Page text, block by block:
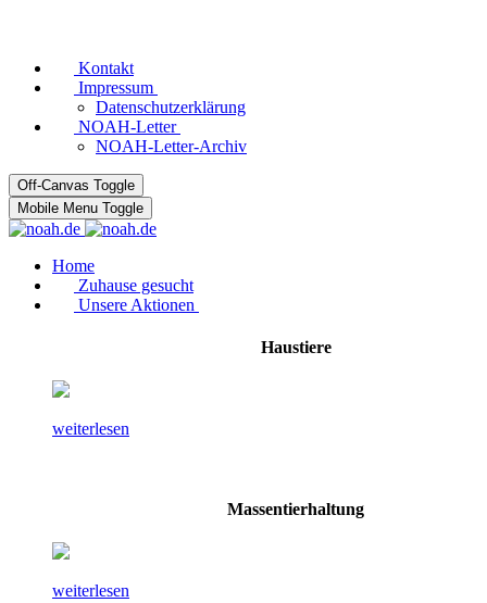
Kontakt
Impressum
Datenschutzerklärung
NOAH-Letter
NOAH-Letter-Archiv
Off-Canvas Toggle
Mobile Menu Toggle
Home
Zuhause gesucht
Unsere Aktionen
Haustiere
weiterlesen
Massentierhaltung
weiterlesen